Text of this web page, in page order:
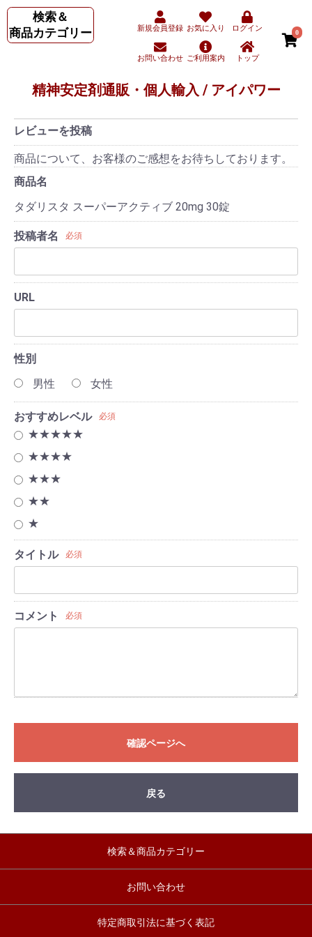
検索＆
商品カテゴリー
新規会員登録 お気に入り ログイン
お問い合わせ ご利用案内 トップ
0
精神安定剤通販・個人輸入 / アイパワー
レビューを投稿
商品について、お客様のご感想をお待ちしております。
商品名
タダリスタ スーパーアクティブ 20mg 30錠
投稿者名 必須
URL
性別
男性
女性
おすすめレベル 必須
★★★★★
★★★★
★★★
★★
★
タイトル 必須
コメント 必須
確認ページへ
戻る
検索＆商品カテゴリー
お問い合わせ
特定商取引法に基づく表記